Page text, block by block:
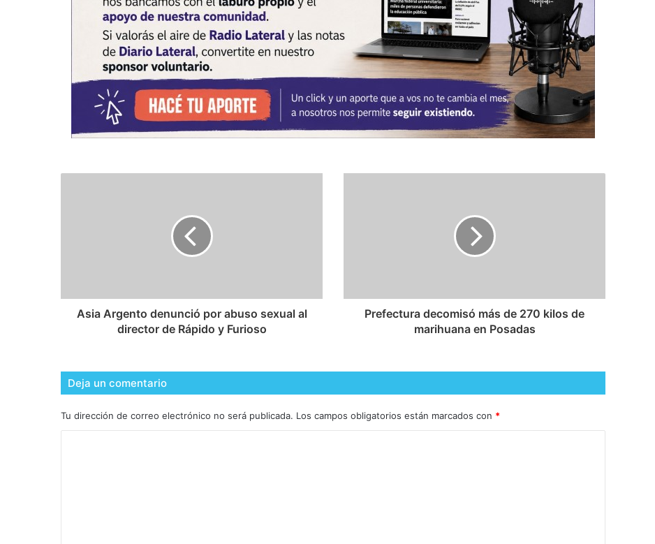
Asia Argento denunció por abuso sexual al
director de Rápido y Furioso
Prefectura decomisó más de 270 kilos de
marihuana en Posadas
Deja un comentario
Tu dirección de correo electrónico no será publicada. Los campos obligatorios están marcados con *